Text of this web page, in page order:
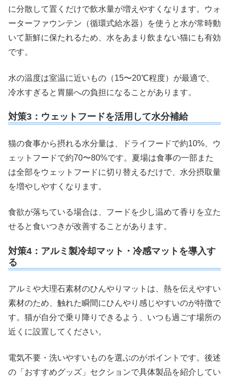
に分散して置くだけで飲水量が増えやすくなります。ウォ
ーターファウンテン（循環式給水器）を使うと水が常時動
いて新鮮に保たれるため、水をあまり飲まない猫にも有効
です。
水の温度は室温に近いもの（15〜20℃程度）が最適で、
冷水すぎると胃腸への負担になることがあります。
対策3：ウェットフードを活用して水分補給
猫の食事から摂れる水分量は、ドライフードで約10%、ウ
ェットフードで約70〜80%です。夏場は食事の一部また
は全部をウェットフードに切り替えるだけで、水分摂取量
を増やしやすくなります。
食欲が落ちている場合は、フードを少し温めて香りを立た
せると食いつきが改善することがあります。
対策4：アルミ製冷却マット・冷感マットを導入す
る
アルミや大理石素材のひんやりマットは、熱を伝えやすい
素材のため、触れた瞬間にひんやり感じやすいのが特徴で
す。猫が自分で乗り降りできるよう、いつも過ごす場所の
近くに設置してください。
電気不要・洗いやすいものを選ぶのがポイントです。後述
の「おすすめグッズ」セクションで具体製品を紹介してい